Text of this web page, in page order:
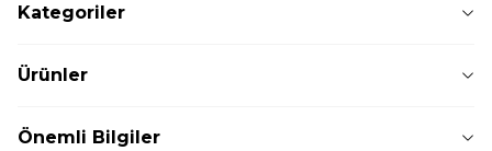
Kategoriler
Ürünler
Önemli Bilgiler